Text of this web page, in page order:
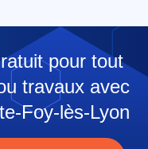
pour tout
travaux avec
Foy-lès-Lyon